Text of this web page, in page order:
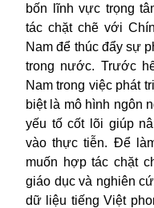
bốn lĩnh vực trọng
tác chặt chẽ với
Nam để thúc đẩy sự
trong nước. Trước
Nam trong việc phát
biệt là mô hình ngôn
yếu tố cốt lõi giúp
vào thực tiễn. Để
muốn hợp tác chặt
giáo dục và nghiên
dữ liệu tiếng Việt